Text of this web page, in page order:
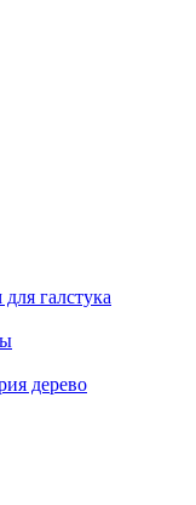
галстука
дерево